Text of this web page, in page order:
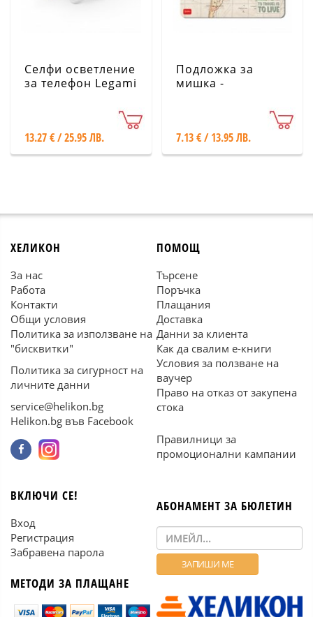
Селфи осветление
за телефон Legami
13.27 € / 25.95 ЛВ.
Подложка за
мишка -
7.13 € / 13.95 ЛВ.
ХЕЛИКОН
За нас
Работа
Контакти
Общи условия
Политика за използване на
"бисквитки"
Политика за сигурност на
личните данни
service@helikon.bg
Helikon.bg във Facebook
ПОМОЩ
Търсене
Поръчка
Плащания
Доставка
Данни за клиента
Как да свалим е-книги
Условия за ползване на
ваучер
Право на отказ от закупена
стока
Правилници за
промоционални кампании
ВКЛЮЧИ СЕ!
Вход
Регистрация
Забравена парола
МЕТОДИ ЗА ПЛАЩАНЕ
АБОНАМЕНТ ЗА БЮЛЕТИН